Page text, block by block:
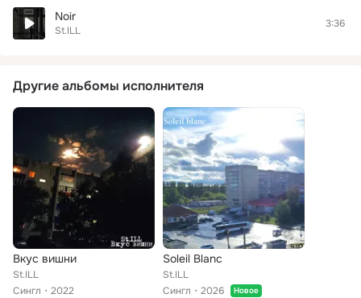
Noir
St.ILL
3:36
Другие альбомы исполнителя
Вкус вишни
St.ILL
Сингл
2022
Soleil Blanc
St.ILL
Сингл
2026 Новое